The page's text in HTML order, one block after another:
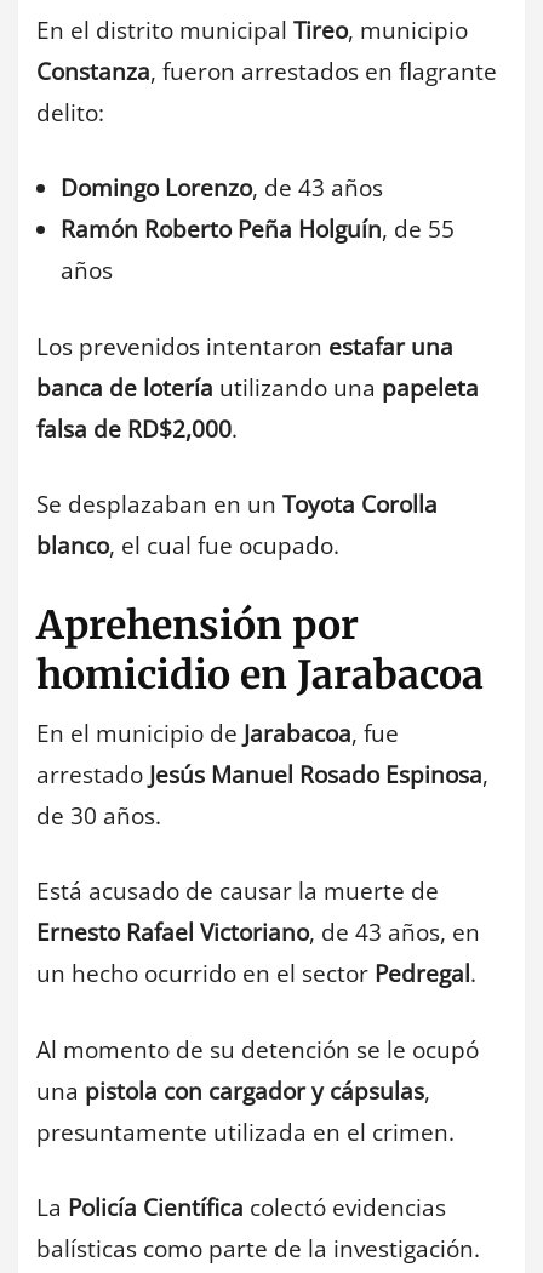
En el distrito municipal Tireo, municipio
Constanza, fueron arrestados en flagrante
delito:
Domingo Lorenzo, de 43 años
Ramón Roberto Peña Holguín, de 55
años
Los prevenidos intentaron estafar una
banca de lotería utilizando una papeleta
falsa de RD$2,000.
Se desplazaban en un Toyota Corolla
blanco, el cual fue ocupado.
Aprehensión por
homicidio en Jarabacoa
En el municipio de Jarabacoa, fue
arrestado Jesús Manuel Rosado Espinosa,
de 30 años.
Está acusado de causar la muerte de
Ernesto Rafael Victoriano, de 43 años, en
un hecho ocurrido en el sector Pedregal.
Al momento de su detención se le ocupó
una pistola con cargador y cápsulas,
presuntamente utilizada en el crimen.
La Policía Científica colectó evidencias
balísticas como parte de la investigación.